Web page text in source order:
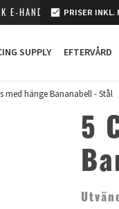
E-HANDEL! PRISER INKL.
SUPPLY EFTERVÅRD
med hänge Bananabell - Stål
5